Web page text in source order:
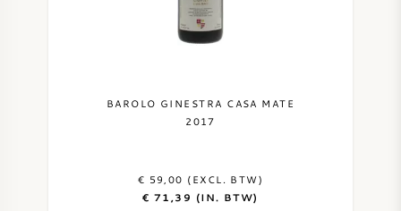
BAROLO GINESTRA CASA MATE
2017
€ 59,00 (EXCL. BTW)
€ 71,39 (IN. BTW)